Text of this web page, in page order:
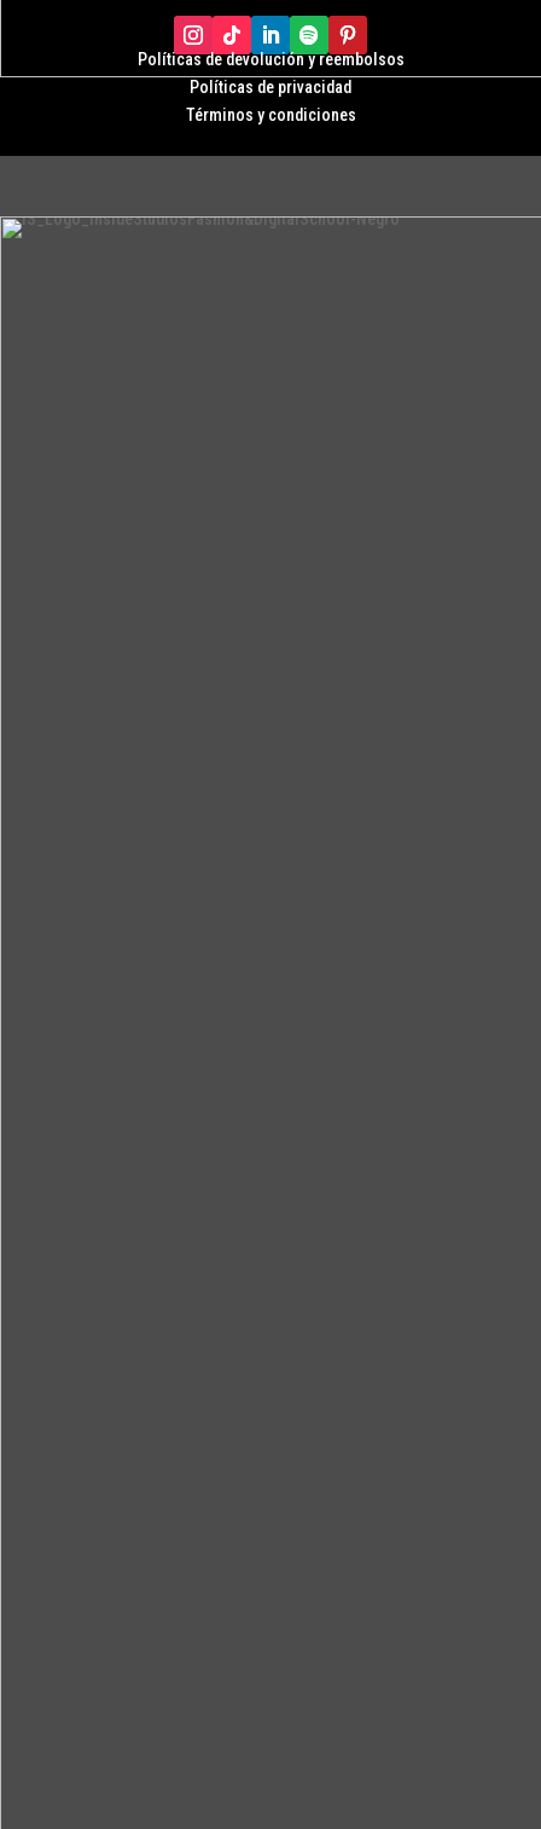
Políticas de devolución y reembolsos
Políticas de privacidad
Términos y condiciones